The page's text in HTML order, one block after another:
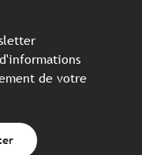
de votre